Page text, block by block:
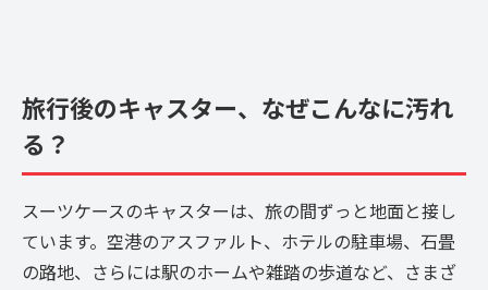
旅行後のキャスター、なぜこんなに汚れ
る？
スーツケースのキャスターは、旅の間ずっと地面と接し
ています。空港のアスファルト、ホテルの駐車場、石畳
の路地、さらには駅のホームや雑踏の歩道など、さまざ